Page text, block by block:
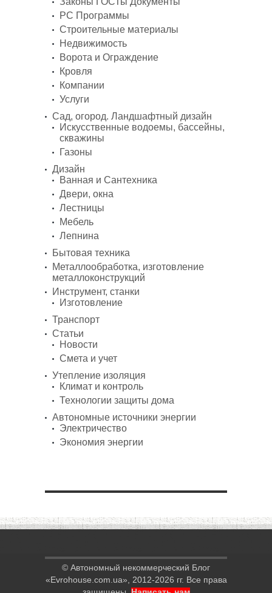
PC Программы
Строительные материалы
Недвижимость
Ворота и Ограждение
Кровля
Компании
Услуги
Сад, огород. Ландшафтный дизайн
Искусственные водоемы, бассейны,
скважины
Газоны
Дизайн
Ванная и Сантехника
Двери, окна
Лестницы
Мебель
Лепнина
Бытовая техника
Металлообработка, изготовление
металлоконструкций
Инструмент, станки
Изготовление
Транспорт
Статьи
Новости
Смета и учет
Утепление изоляция
Климат и контроль
Технологии защиты дома
Автономные источники энергии
Электричество
Экономия энергии
© Автономный некоммерческий Блог
«Evrohouse.com.ua», 2012-2026 гг. Все права